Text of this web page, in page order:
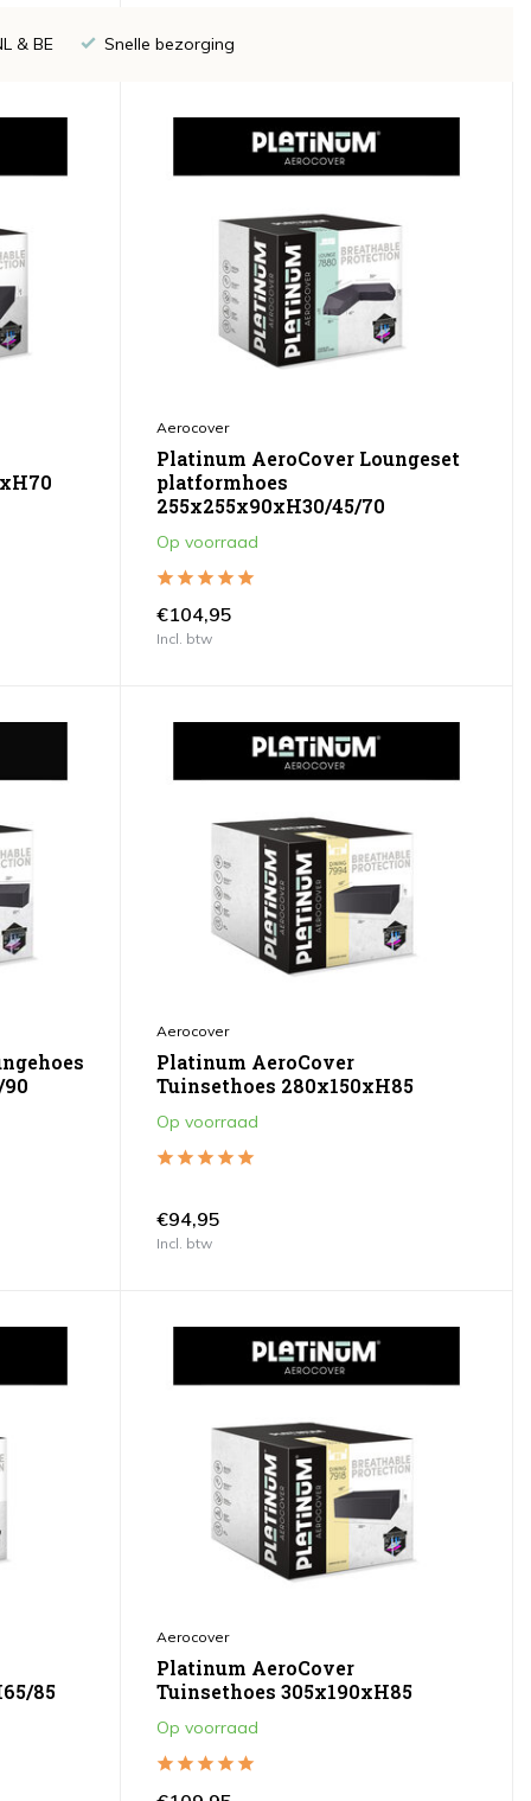
& BE Snelle bezorging
Aerocover
Platinum AeroCover Loungeset
platformhoes
255x255x90xH30/45/70
Op voorraad
€104,95
Incl. btw
Aerocover
Platinum AeroCover
Tuinsethoes 280x150xH85
Op voorraad
€94,95
Incl. btw
85
Aerocover
Platinum AeroCover
Tuinsethoes 305x190xH85
Op voorraad